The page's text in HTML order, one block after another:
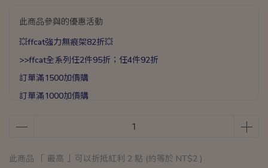
此商品參與的優惠活動
💥ffcat強力無痕架82折💥
>>ffcat全系列任2件95折；任4件92折
訂單滿1500加價購
訂單滿1000加價購
此商品 「 最高 」可以折抵紅利 2 點 (約等於 NT$2 )